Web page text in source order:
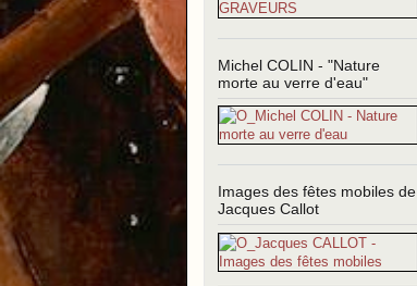
Michel COLIN - "Nature
morte au verre d'eau"
Images des fêtes mobiles de
Jacques Callot